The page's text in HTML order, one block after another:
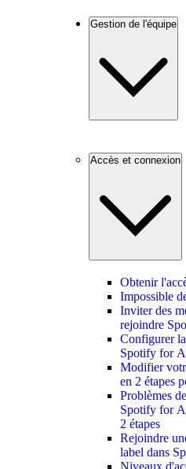
Gestion de l'équipe
Accès et connexion
Obtenir
Impossible
Inviter des
rejoindre
Configurer
Spotify for
Modifier
en 2 étapes
Problèmes
Spotify for
2 étapes
Rejoindre
label dans
Niveaux